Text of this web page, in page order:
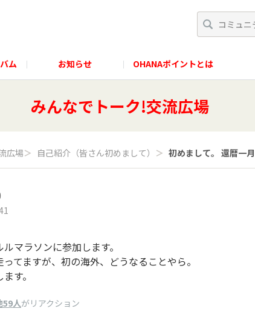
ム お知らせ OHANAポイントとは
みんなでトーク!交流広場
広場＞ 自己紹介（皆さん初めまして） ＞ 初めまして。 還暦一
マラソンに参加します。
てますが、初の海外、どうなることやら。
す。
59人がリアクション